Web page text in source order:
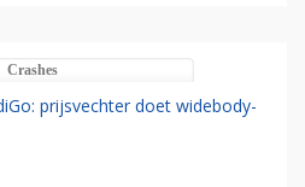
Crashes
prijsvechter doet widebody-